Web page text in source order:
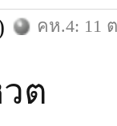
คห.4: 11
ต